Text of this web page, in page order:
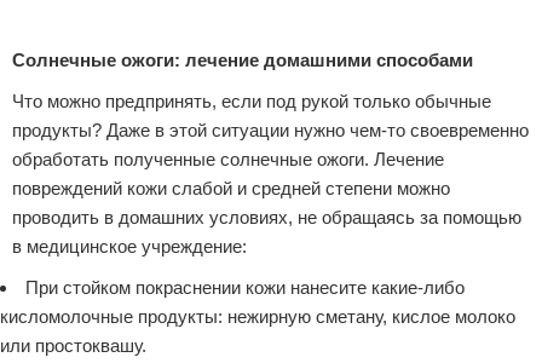
Солнечные ожоги: лечение домашними способами
Что можно предпринять, если под рукой только обычные
продукты? Даже в этой ситуации нужно чем-то своевременно
обработать полученные солнечные ожоги. Лечение
повреждений кожи слабой и средней степени можно
проводить в домашних условиях, не обращаясь за помощью
в медицинское учреждение:
При стойком покраснении кожи нанесите какие-либо
кисломолочные продукты: нежирную сметану, кислое молоко
или простоквашу.